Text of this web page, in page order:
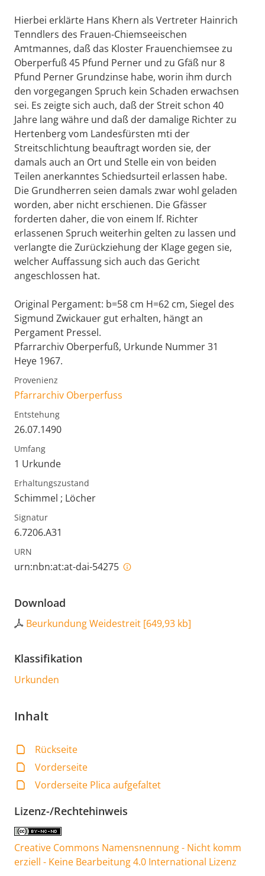
Hierbei erklärte Hans Khern als Vertreter Hainrich
Tenndlers des Frauen-Chiemseeischen
Amtmannes, daß das Kloster Frauenchiemsee zu
Oberperfuß 45 Pfund Perner und zu Gfäß nur 8
Pfund Perner Grundzinse habe, worin ihm durch
den vorgegangen Spruch kein Schaden erwachsen
sei. Es zeigte sich auch, daß der Streit schon 40
Jahre lang währe und daß der damalige Richter zu
Hertenberg vom Landesfürsten mti der
Streitschlichtung beauftragt worden sie, der
damals auch an Ort und Stelle ein von beiden
Teilen anerkanntes Schiedsurteil erlassen habe.
Die Grundherren seien damals zwar wohl geladen
worden, aber nicht erschienen. Die Gfässer
forderten daher, die von einem lf. Richter
erlassenen Spruch weiterhin gelten zu lassen und
verlangte die Zurückziehung der Klage gegen sie,
welcher Auffassung sich auch das Gericht
angeschlossen hat.
Original Pergament: b=58 cm H=62 cm, Siegel des
Sigmund Zwickauer gut erhalten, hängt an
Pergament Pressel.
Pfarrarchiv Oberperfuß, Urkunde Nummer 31
Heye 1967.
Provenienz
Pfarrarchiv Oberperfuss
Entstehung
26.07.1490
Umfang
1 Urkunde
Erhaltungszustand
Schimmel ; Löcher
Signatur
6.7206.A31
URN
urn:nbn:at:at-dai-54275
Download
Beurkundung Weidestreit [649,93 kb]
Klassifikation
Urkunden
Inhalt
Rückseite
Vorderseite
Vorderseite Plica aufgefaltet
Lizenz-/Rechtehinweis
Creative Commons Namensnennung - Nicht komm
erziell - Keine Bearbeitung 4.0 International Lizenz